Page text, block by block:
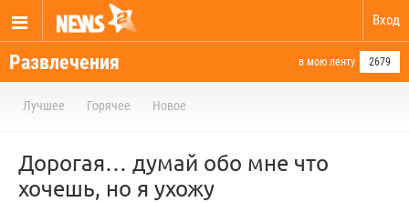
Вход
Развлечения в мою ленту 2679
Лучшее Горячее Новое
Дорогая… думай обо мне что
хочешь, но я ухожу